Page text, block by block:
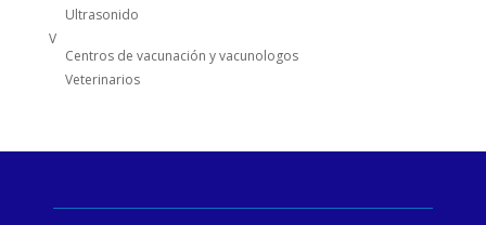
Ultrasonido
V
Centros de vacunación y vacunologos
Veterinarios